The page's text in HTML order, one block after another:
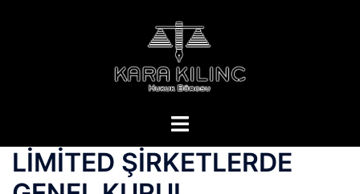
LİMİTED ŞİRKETLERDE